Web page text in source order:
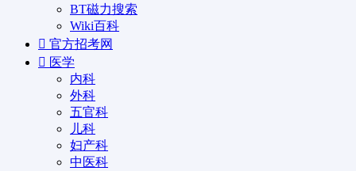
BT磁力搜索
Wiki百科
官方招考网
医学
内科
外科
五官科
儿科
妇产科
中医科